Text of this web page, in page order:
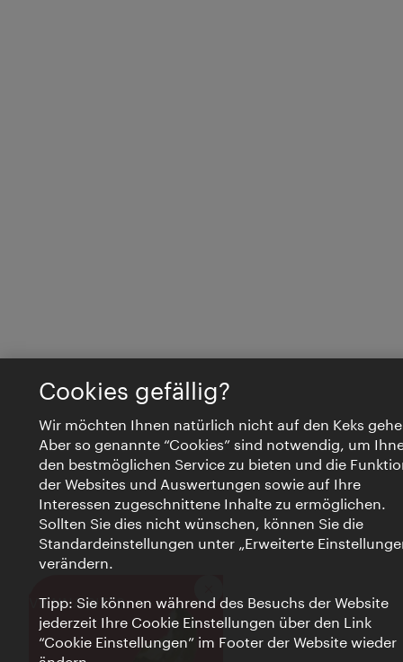
VIENNA BITES Schließen
Cookies gefällig?
Wir möchten Ihnen natürlich nicht auf den Keks
Aber so genannte “Cookies” sind notwendig, um
den bestmöglichen Service zu bieten und die
der Websites und Auswertungen sowie auf Ihre
Interessen zugeschnittene Inhalte zu ermöglichen.
Sollten Sie dies nicht wünschen, können Sie die
Standardeinstellungen unter „Erweiterte
verändern.
Tipp: Sie können während des Besuchs der Website
jederzeit Ihre Cookie Einstellungen über den Link
“Cookie Einstellungen” im Footer der Website wieder